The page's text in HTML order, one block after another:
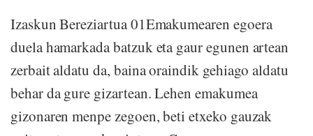
Izaskun Bereziartua 01Emakumearen egoera
duela hamarkada batzuk eta gaur egunen artean
zerbait aldatu da, baina oraindik gehiago aldatu
behar da gure gizartean. Lehen emakumea
gizonaren menpe zegoen, beti etxeko gauzak